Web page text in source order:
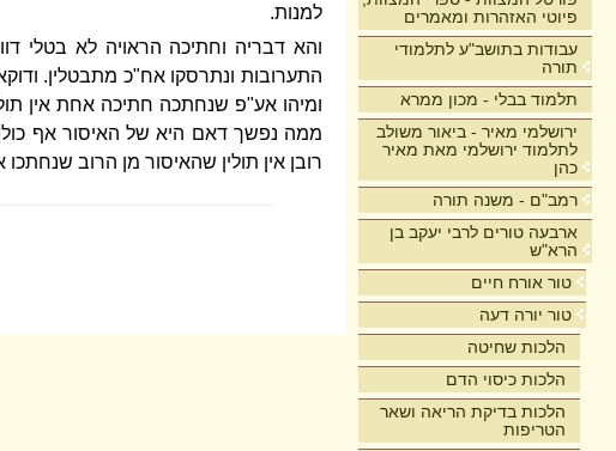
פיוטי האזהרות ומאמרים
עבודות בתושב"ע לתלמודי
תורה
תלמוד בבלי - מכון ממרא
ירושלמי מאיר - ביאור משולב
לתלמוד ירושלמי מאת מאיר
כהן
רמב"ם - משנה תורה
ארבעה טורים לרבי יעקב בן
הרא"ש
טור אורח חיים
טור יורה דעה
הלכות שחיטה
הלכות כיסוי הדם
הלכות בדיקת הריאה ושאר
הטריפות
למנות.
והא דבריה וחתיכה הראויה לא בטלי
התערובות ונתרסקו אח"כ מתבטלין.
ומיהו אע"פ שנחתכה חתיכה אחת אין
ממה נפשך דאם היא של האיסור אף
רובן אין תולין שהאיסור מן הרוב